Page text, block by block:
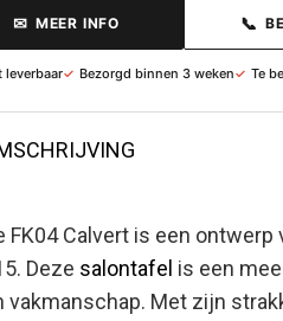
✉ MEER INFO 📞
leverbaar✓ Bezorgd binnen 3 weken✓ Te
FK04 Calvert is een ontwerp
Deze salontafel is een
vakmanschap. Met zijn